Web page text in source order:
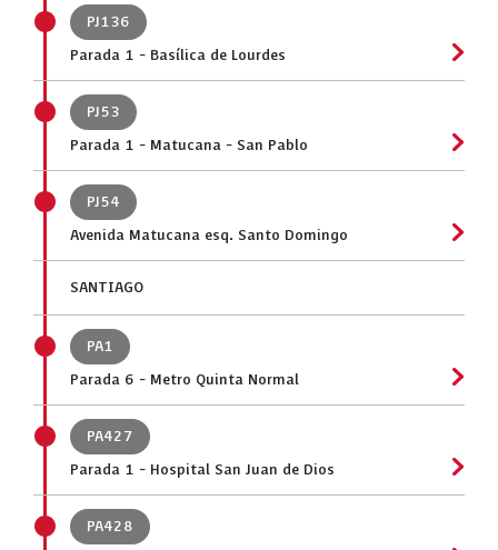
PJ136
Parada 1 - Basílica de Lourdes
PJ53
Parada 1 - Matucana - San Pablo
PJ54
Avenida Matucana esq. Santo Domingo
SANTIAGO
PA1
Parada 6 - Metro Quinta Normal
PA427
Parada 1 - Hospital San Juan de Dios
PA428